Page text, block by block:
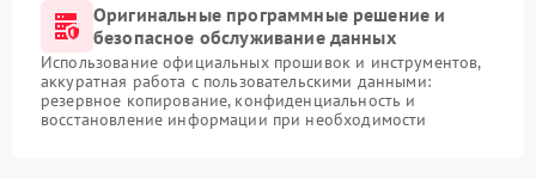
Оригинальные программные решение и
безопасное обслуживание данных
Использование официальных прошивок и инструментов,
аккуратная работа с пользовательскими данными:
резервное копирование, конфиденциальность и
восстановление информации при необходимости